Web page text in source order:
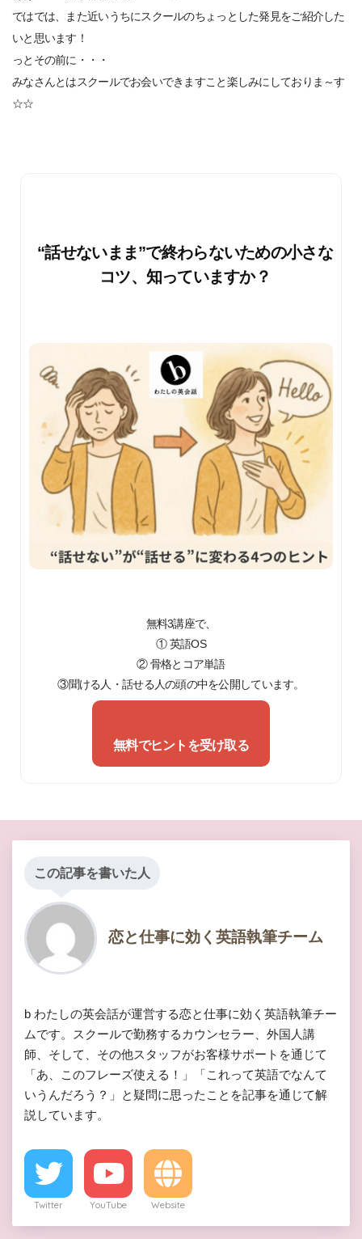
ではでは、また近いうちにスクールのちょっとした発見をご紹介した
いと思います！
っとその前に・・・
みなさんとはスクールでお会いできますこと楽しみにしておりま～す
☆☆
“話せないまま”で終わらないための小さな
コツ、知っていますか？
無料3講座で、
① 英語OS
② 骨格とコア単語
③聞ける人・話せる人の頭の中を公開しています。
無料でヒントを受け取る
この記事を書いた人
恋と仕事に効く英語執筆チーム
b わたしの英会話が運営する恋と仕事に効く英語執筆チー
ムです。スクールで勤務するカウンセラー、外国人講
師、そして、その他スタッフがお客様サポートを通じて
「あ、このフレーズ使える！」「これって英語でなんて
いうんだろう？」と疑問に思ったことを記事を通じて解
説しています。
Twitter YouTube Website